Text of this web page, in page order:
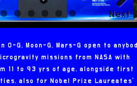
Next
G, Moon-G, Mars-G open to
missions from NASA with
11 to 93 yrs of age, alongside first
also for Nobel Prize Laureates'